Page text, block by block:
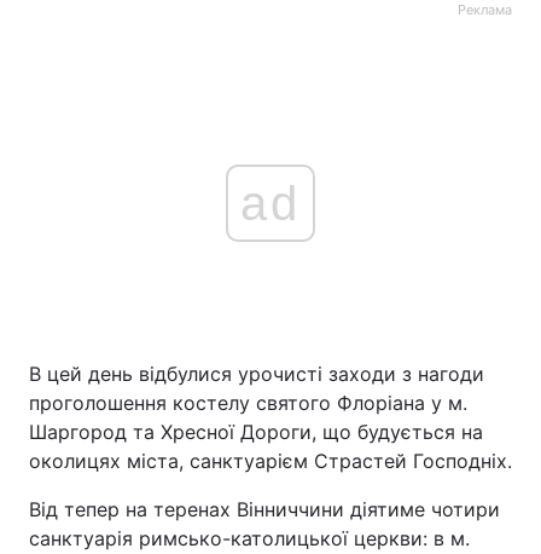
Реклама
ad
В цей день відбулися урочисті заходи з нагоди
проголошення костелу святого Флоріана у м.
Шаргород та Хресної Дороги, що будується на
околицях міста, санктуарієм Страстей Господніх.
Від тепер на теренах Вінниччини діятиме чотири
санктуарія римсько-католицької церкви: в м.